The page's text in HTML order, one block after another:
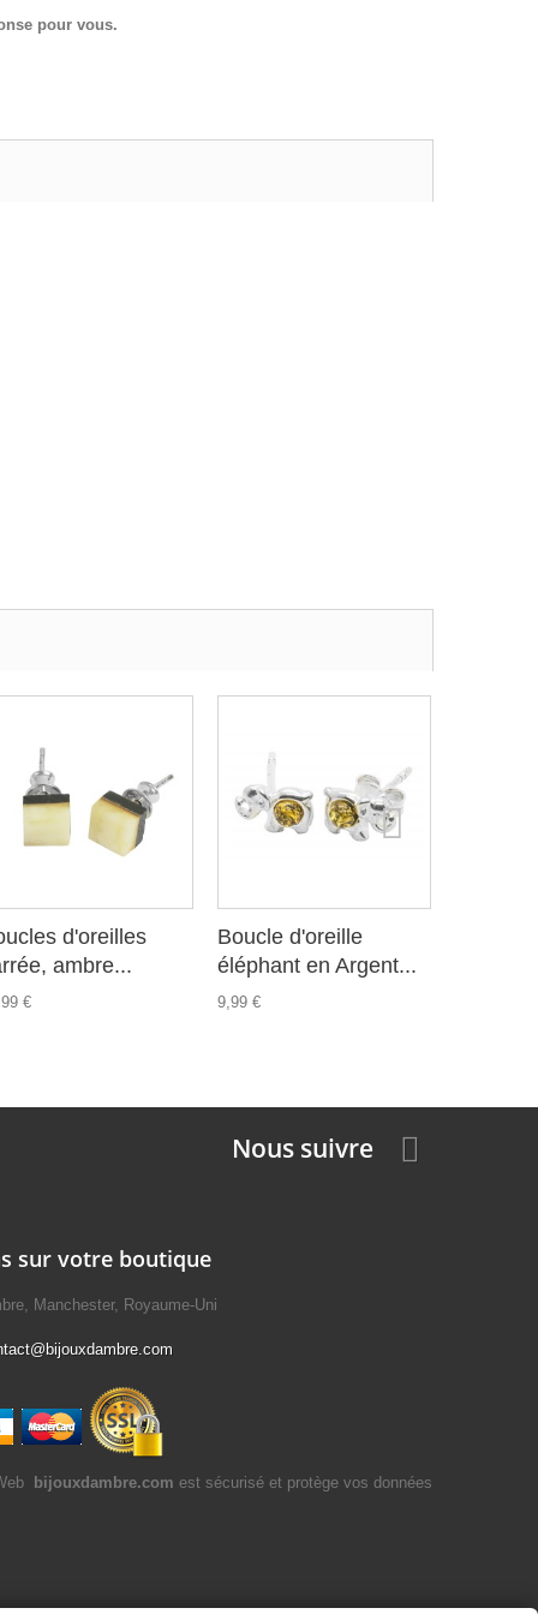
pour vous.
d'oreilles
ambre...
€
Boucle d'oreille
éléphant en Argent...
9,99 €
Nous suivre
sur votre boutique
Manchester, Royaume-Uni
bijouxdambre.com est sécurisé et protège vos données